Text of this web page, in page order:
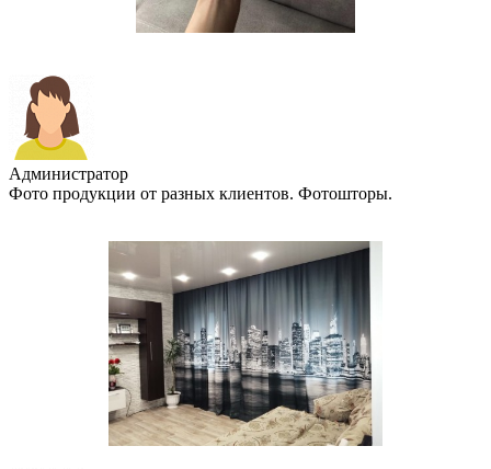
Администратор
Фото продукции от разных клиентов. Фотошторы.